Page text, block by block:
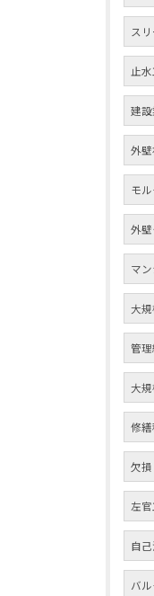
ス
止
建
外
モ
外
マ
大
管
大
修
欠損
左
自
バ